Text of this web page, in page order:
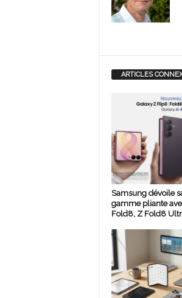
ARTICLES
Samsung dévoile
gamme pliante
Fold8, Z Fold8